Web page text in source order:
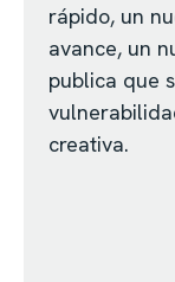
rápido, un
avance, un
publica que
creativa.